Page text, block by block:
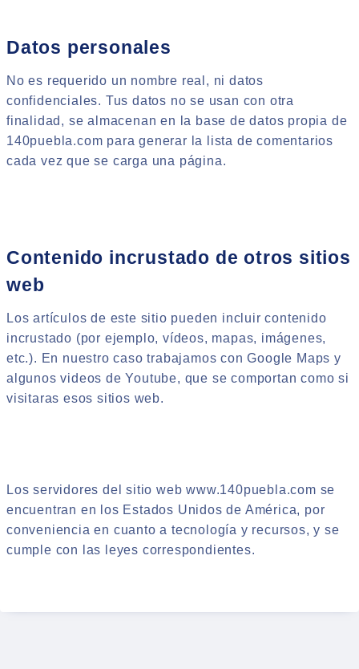
Datos personales
No es requerido un nombre real, ni datos
confidenciales. Tus datos no se usan con otra
finalidad, se almacenan en la base de datos propia de
140puebla.com para generar la lista de comentarios
cada vez que se carga una página.
Contenido incrustado de otros sitios
web
Los artículos de este sitio pueden incluir contenido
incrustado (por ejemplo, vídeos, mapas, imágenes,
etc.). En nuestro caso trabajamos con Google Maps y
algunos videos de Youtube, que se comportan como si
visitaras esos sitios web.
Los servidores del sitio web www.140puebla.com se
encuentran en los Estados Unidos de América, por
conveniencia en cuanto a tecnología y recursos, y se
cumple con las leyes correspondientes.